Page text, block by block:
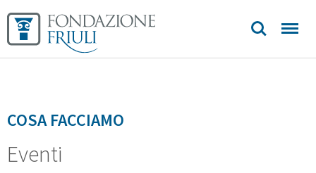
contatti
COSA FACCIAMO
Eventi